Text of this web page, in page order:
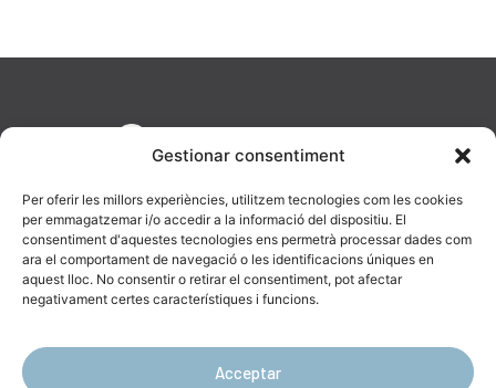
Gestionar consentiment
Per oferir les millors experiències, utilitzem tecnologies com les cookies
per emmagatzemar i/o accedir a la informació del dispositiu. El
consentiment d'aquestes tecnologies ens permetrà processar dades com
ara el comportament de navegació o les identificacions úniques en
aquest lloc. No consentir o retirar el consentiment, pot afectar
negativament certes característiques i funcions.
Acceptar
AV. Diagonal, 477, 08036 Barcelona